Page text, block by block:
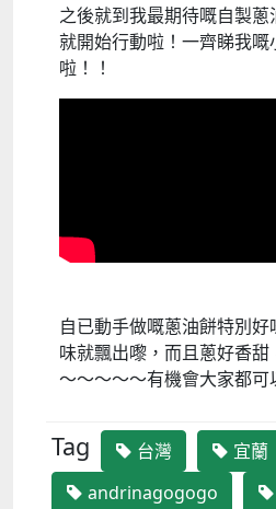
之後就到我最期待嘅自製
就開始行動啦！一齊睇我
啦！！
自已動手做嘅蔥油餅特別
味就飄出嚟，而且蔥好香
～～～～～有機會大家都可
Tag 台灣
宜蘭
andrinagogogo